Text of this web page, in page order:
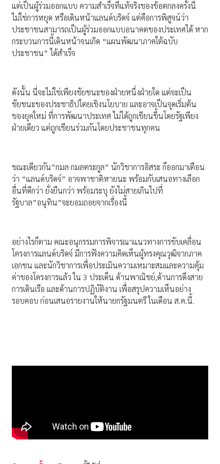
แต่เป็นผู้ร่วมออกแบบ ความสำเร็จที่แท้จริงของข้อตกลงครั้งนี้
ไม่ใช่การหยุด หรือเดินหน้าแลนด์บริดจ์ แต่คือการพิสูจน์ว่า
ประชาชนสามารถเป็นผู้ร่วมออกแบบอนาคตของประเทศได้ หาก
กระบวนการนี้เดินหน้าจนเกิด “แผนพัฒนาภาคใต้ฉบับ
ประชาชน” ได้สำเร็จ
ดังนั้น นี่จะไม่ใช่เพียงชัยชนะของฝ่ายหนึ่งฝ่ายใด แต่จะเป็น
ชัยชนะของประชาธิปไตยเชิงนโยบาย และอาจเป็นจุดเริ่มต้น
ของยุคใหม่ ที่การพัฒนาประเทศ ไม่ได้ถูกเขียนขึ้นโดยรัฐเพียง
ฝ่ายเดียว แต่ถูกเขียนร่วมกันโดยประชาชนทุกคน
ขณะเดียวกัน”กมล กมลตระกูล” นักวิชาการอิสระ ก็ออกมาเตือน
ว่า “แลนด์บริดจ์” อาจพาชาติหายนะ พร้อมกับเสนอทางเลือก
อื่นที่ดีกว่า ยั่งยืนกว่า พร้อมระบุ ยังไม่สายเกินไปที่
รัฐบาล”อนุทิน”จะยอมถอยจากเรื่องนี้
อย่างไรก็ตาม คณะอนุกรรมการพิจารณาแนวทางการขับเคลื่อน
โครงการแลนด์บริดจ์ มีการฟังความคิดเห็นผู้ทรงคุณวุฒิจากภาค
เอกชน และนักวิชาการเพื่อประเมินความเหมาะสมและความคุ้ม
ค่าของโครงการแล้ว ใน 3 ประเด็น ด้านพาณิชย์,ด้านการดึงสาย
การเดินเรือ และด้านการปฏิบัติงาน เพื่อสรุปความเห็นอย่าง
รอบคอบ ก่อนเสนอรายงานให้นายกรัฐมนตรี ในเดือน ส.ค.นี้.